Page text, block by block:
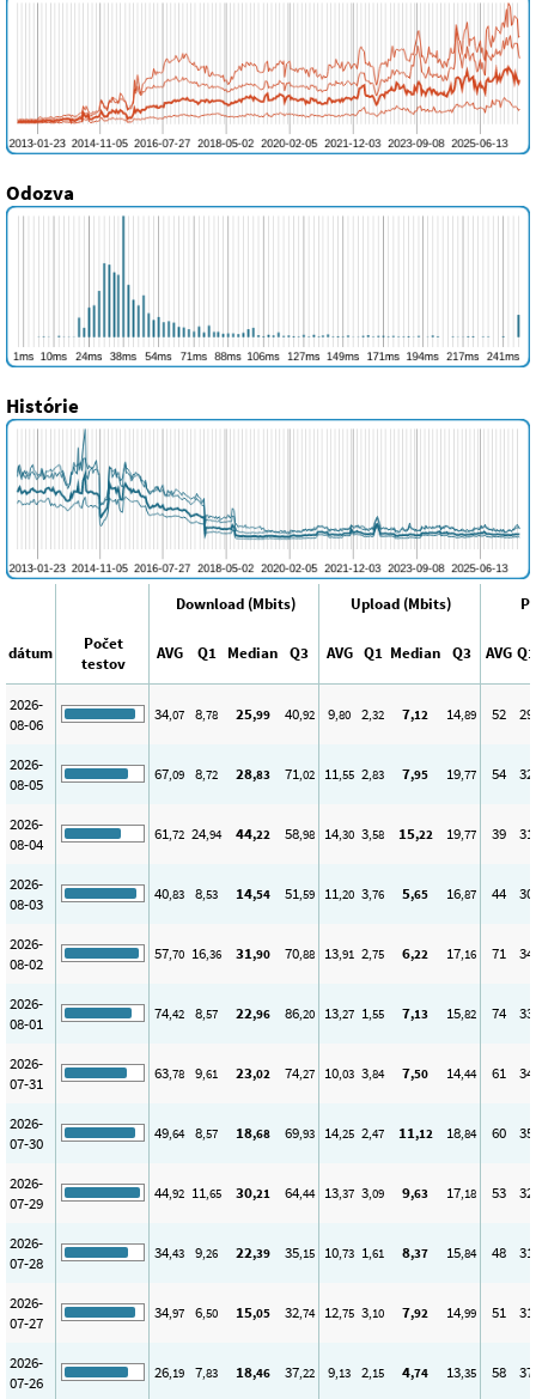
Odozva
Histórie
Download (Mbits) Upload (Mbits)
dátum
Počet
testov
AVG Q1 Median Q3 AVG Q1 Median Q3 AVG Q1
2026-
08-06
34,07 8,78 25,99 40,92 9,80 2,32 7,12 14,89 52 29
2026-
08-05
67,09 8,72 28,83 71,02 11,55 2,83 7,95 19,77 54 32
2026-
08-04
61,72 24,94 44,22 58,98 14,30 3,58 15,22 19,77 39 31
2026-
08-03
40,83 8,53 14,54 51,59 11,20 3,76 5,65 16,87 44 30
2026-
08-02
57,70 16,36 31,90 70,88 13,91 2,75 6,22 17,16 71 34
2026-
08-01
74,42 8,57 22,96 86,20 13,27 1,55 7,13 15,82 74 33
2026-
07-31
63,78 9,61 23,02 74,27 10,03 3,84 7,50 14,44 61 34
2026-
07-30
49,64 8,57 18,68 69,93 14,25 2,47 11,12 18,84 60 35
2026-
07-29
44,92 11,65 30,21 64,44 13,37 3,09 9,63 17,18 53 32
2026-
07-28
34,43 9,26 22,39 35,15 10,73 1,61 8,37 15,84 48 31
2026-
07-27
34,97 6,50 15,05 32,74 12,75 3,10 7,92 14,99 51 31
2026-
07-26
26,19 7,83 18,46 37,22 9,13 2,15 4,74 13,35 58 37